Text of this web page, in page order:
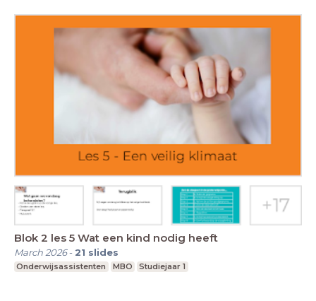
Blok 2 les 5 Wat een kind nodig heeft
March 2026- 21 slides
Onderwijsassistenten MBO Studiejaar 1